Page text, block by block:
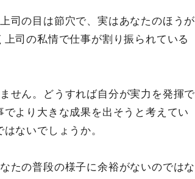
司の目は節穴で、実はあなたのほうが
司の私情で仕事が割り振られている
せん。どうすれば自分が実力を発揮で
より大きな成果を出そうと考えてい
ないでしょうか。
たの普段の様子に余裕がないのではな